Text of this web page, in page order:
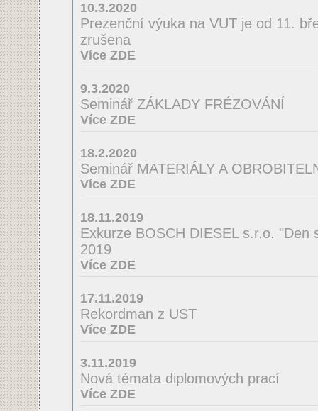
10.3.2020
Prezenční výuka na VUT je od 11.
zrušena
Více ZDE
9.3.2020
Seminář ZÁKLADY FRÉZOVÁNÍ
Více ZDE
18.2.2020
Seminář MATERIÁLY A
Více ZDE
18.11.2019
Exkurze BOSCH DIESEL s.r.o. "Den
2019
Více ZDE
17.11.2019
Rekordman z UST
Více ZDE
3.11.2019
Nová témata diplomových prací
Více ZDE